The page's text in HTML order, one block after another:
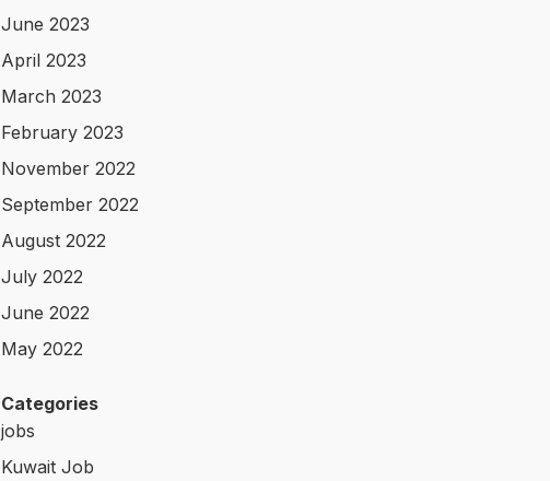
June 2023
April 2023
March 2023
February 2023
November 2022
September 2022
August 2022
July 2022
June 2022
May 2022
Categories
jobs
Kuwait Job